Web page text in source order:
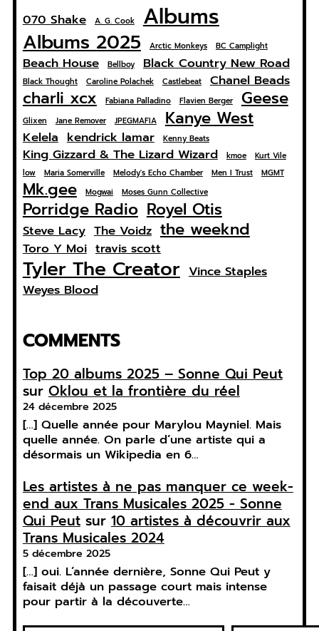
070 Shake A. G. Cook Albums
Albums 2025 Arctic Monkeys BC Camplight
Beach House Bellboy Black Country New Road
Black Thought Caroline Polachek Castlebeat Chanel Beads
charli xcx Fabiana Palladino Flavien Berger Geese
Glixen Jane Remover JPEGMAFIA Kanye West
Kelela kendrick lamar Kenny Beats
King Gizzard & The Lizard Wizard kmoe
Kurt Vile
low
Maria Somerville Melody's Echo Chamber Men I Trust MGMT
Mk.gee Mogwai Moses Gunn Collective
Porridge Radio Royel Otis
Steve Lacy The Voidz the weeknd
Toro Y Moi travis scott
Tyler The Creator Vince Staples
Weyes Blood
COMMENTS
Top 20 albums 2025 – Sonne Qui Peut
sur Oklou et la frontière du réel
24 décembre 2025
[…] Quelle année pour Marylou Mayniel. Mais
quelle année. On parle d’une artiste qui a
désormais un Wikipedia en 6…
Les artistes à ne pas manquer ce week-
end aux Trans Musicales 2025 - Sonne
Qui Peutsur10 artistes à découvrir aux
Trans Musicales 2024
5 décembre 2025
[…] oui. L’année dernière, Sonne Qui Peut y
faisait déjà un passage court mais intense
pour partir à la découverte…